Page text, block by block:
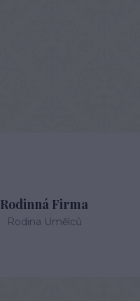
Rodinná Firma
Rodina Umělců